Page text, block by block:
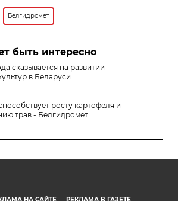
Белгидромет
быть интересно
сказывается на развитии
в Беларуси
росту картофеля и
трав - Белгидромет